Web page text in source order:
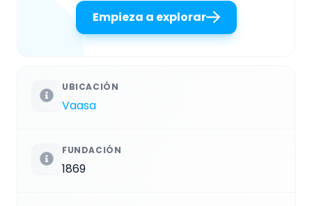
Empieza a explorar
UBICACIÓN
Vaasa
FUNDACIÓN
1869